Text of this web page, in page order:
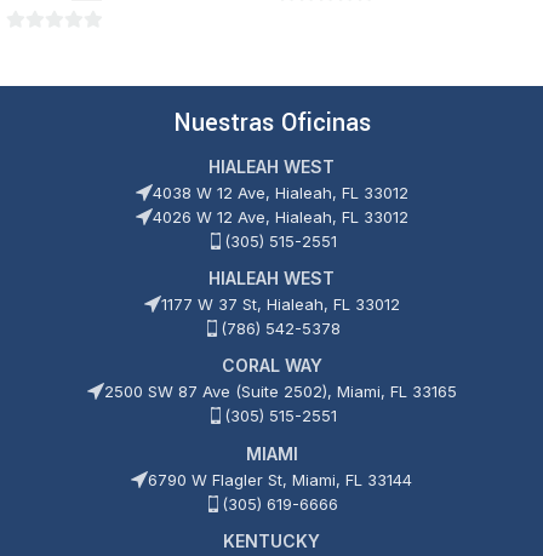
Nuestras Oficinas
HIALEAH WEST
4038 W 12 Ave, Hialeah, FL 33012
4026 W 12 Ave, Hialeah, FL 33012
(305) 515-2551
HIALEAH WEST
1177 W 37 St, Hialeah, FL 33012
(786) 542-5378
CORAL WAY
2500 SW 87 Ave (Suite 2502), Miami, FL 33165
(305) 515-2551
MIAMI
6790 W Flagler St, Miami, FL 33144
(305) 619-6666
KENTUCKY